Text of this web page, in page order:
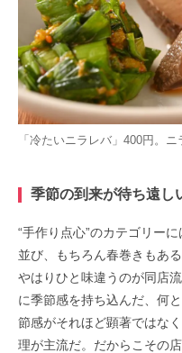
「冷たいニラレバ」400円。
季節の到来が待ち遠し
“手作り点心”のカテゴリー
並び、もちろん春巻きもあ
やはりひと味違うのが同店
に季節感を持ち込んだ、何
節感がそれほど顕著ではな
理が主流だ。だからこその